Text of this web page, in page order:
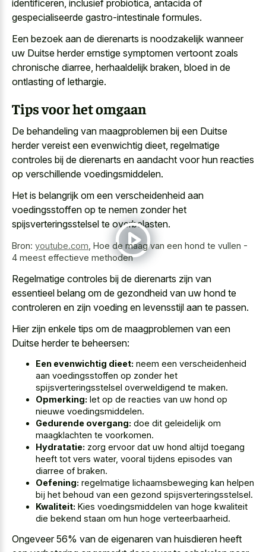
identificeren, inclusief probiotica, antacida of
gespecialiseerde gastro-intestinale formules.
Een bezoek aan de dierenarts is noodzakelijk wanneer
uw Duitse herder ernstige symptomen vertoont zoals
chronische diarree, herhaaldelijk braken, bloed in de
ontlasting of lethargie.
Tips voor het omgaan
De behandeling van maagproblemen bij een Duitse
herder vereist een evenwichtig dieet, regelmatige
controles bij de dierenarts en aandacht voor hun reacties
op verschillende voedingsmiddelen.
Het is belangrijk om een verscheidenheid aan
voedingsstoffen op te nemen zonder het
spijsverteringsstelsel te overbelasten.
Bron: youtube.com Hoe de maag van een hond te vullen -
4 meest effectieve methoden
Regelmatige controles bij de dierenarts zijn van
essentieel belang om de gezondheid van uw hond te
controleren en zijn voeding en levensstijl aan te passen.
Hier zijn enkele tips om de maagproblemen van een
Duitse herder te beheersen:
Een evenwichtig dieet: neem een verscheidenheid
aan voedingsstoffen op zonder het
spijsverteringsstelsel overweldigend te maken.
Opmerking: let op de reacties van uw hond op
nieuwe voedingsmiddelen.
Gedurende overgang: doe dit geleidelijk om
maagklachten te voorkomen.
Hydratatie: zorg ervoor dat uw hond altijd toegang
heeft tot vers water, vooral tijdens episodes van
diarree of braken.
Oefening: regelmatige lichaamsbeweging kan helpen
bij het behoud van een gezond spijsverteringsstelsel.
Kwaliteit: Kies voedingsmiddelen van hoge kwaliteit
die bekend staan om hun hoge verteerbaarheid.
Ongeveer 56% van de eigenaren van huisdieren heeft